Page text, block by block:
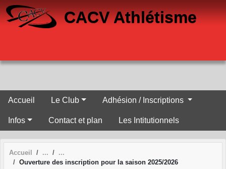
CACV Athlétisme
Accueil Le Club Adhésion / Inscriptions
Infos Contact et plan Les Intitutionnels
Accueil
Ouverture des inscription pour la saison 2025/2026
Panneau de gestion des cookies